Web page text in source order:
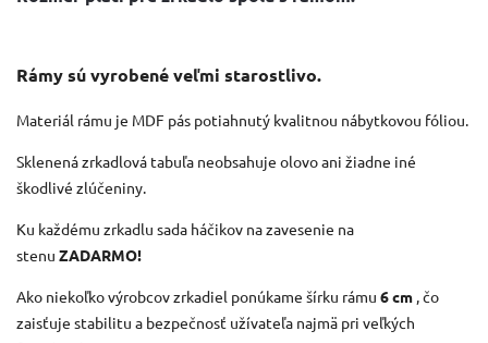
Rámy sú vyrobené veľmi starostlivo.
Materiál rámu je MDF pás potiahnutý kvalitnou nábytkovou fóliou.
Sklenená zrkadlová tabuľa neobsahuje olovo ani žiadne iné
škodlivé zlúčeniny.
Ku každému zrkadlu sada háčikov na zavesenie na
stenu ZADARMO!
Ako niekoľko výrobcov zrkadiel ponúkame šírku rámu 6 cm , čo
zaisťuje stabilitu a bezpečnosť užívateľa najmä pri veľkých